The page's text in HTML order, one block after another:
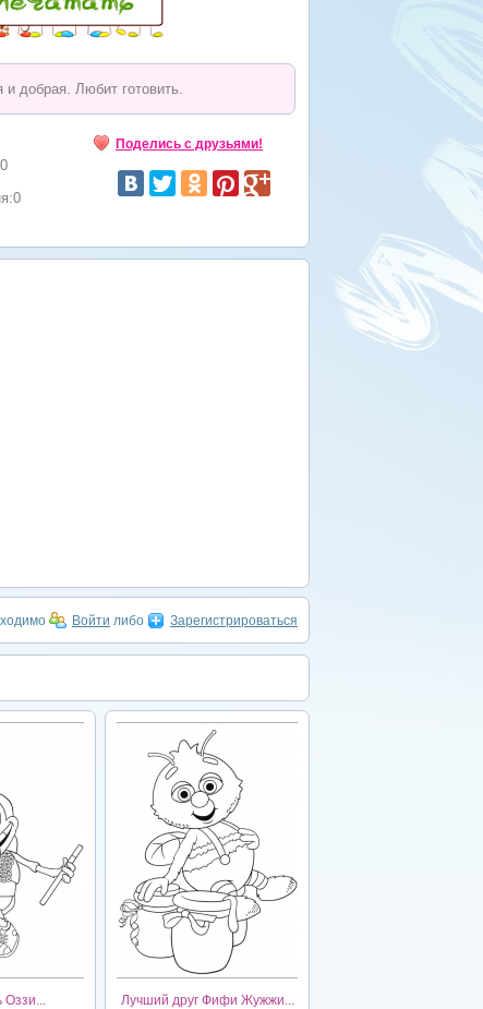
добрая. Любит готовить.
Поделись с друзьями!
Войти либо Зарегистрироваться
Лучший друг Фифи Жужжи...